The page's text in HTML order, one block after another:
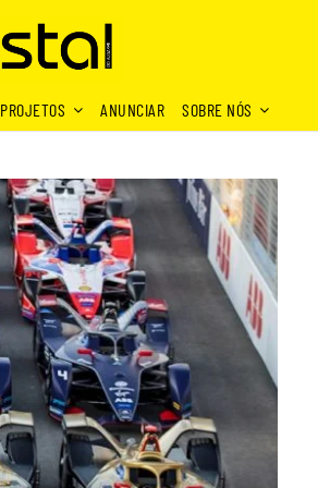
PROJETOS ANUNCIAR SOBRE NÓS